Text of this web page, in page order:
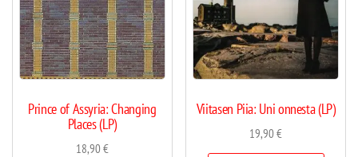
Prince of Assyria: Changing
Places (LP)
18,90€
Viitasen Piia: Uni onnesta (LP)
19,90€